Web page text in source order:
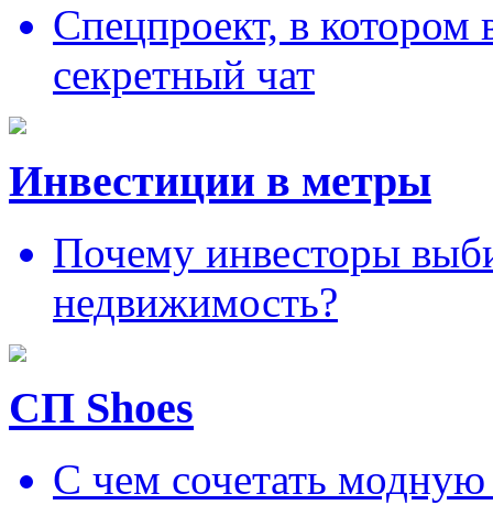
Спецпроект, в котором
секретный чат
Инвестиции в метры
Почему инвесторы
недвижимость?
СП Shoes
С чем сочетать модную